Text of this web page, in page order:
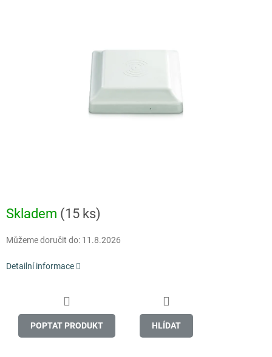
Skladem (15 ks)
Můžeme doručit do: 11.8.2026
Detailní informace
POPTAT PRODUKT HLÍDAT